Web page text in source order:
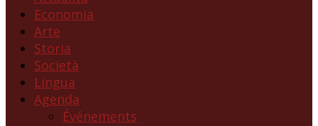
Economia
Arte
Storia
Società
Lingua
Agenda
Événements